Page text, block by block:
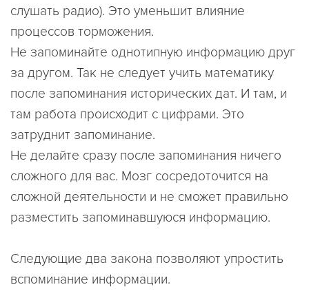
слушать радио). Это уменьшит влияние
процессов торможения.
Не запоминайте однотипную информацию друг
за другом. Так не следует учить математику
после запоминания исторических дат. И там, и
там работа происходит с цифрами. Это
затруднит запоминание.
Не делайте сразу после запоминания ничего
сложного для вас. Мозг сосредоточится на
сложной деятельности и не сможет правильно
разместить запоминавшуюся информацию.
Следующие два закона позволяют упростить
вспоминание информации.